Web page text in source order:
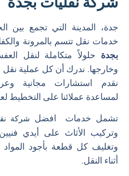
جدة، المدينة التي تجمع بين
خدمات نقل تتسم بالمرونة
بجدة حلولاً متكاملة لنقل
وخارجها. ندرك أن كل عملية نقل
نقدم استشارات مجانية
لمساعدة عملائنا على التخطيط
تشمل خدمات افضل شركة
وتركيب الأثاث على أيدي
وتغليف كل قطعة بأجود المواد
أثناء النقل.